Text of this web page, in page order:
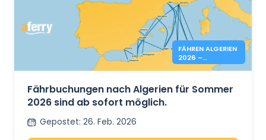
FÄHREN ALGERIEN
2026 –
BUCHUNGEN
Fährbuchungen nach Algerien für Sommer
2026 sind ab sofort möglich.
Gepostet: 26. Feb. 2026